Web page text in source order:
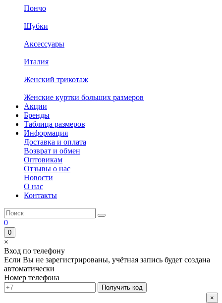
Пончо
Шубки
Аксессуары
Италия
Женский трикотаж
Женские куртки больших размеров
Акции
Бренды
Таблица размеров
Информация
Доставка и оплата
Возврат и обмен
Оптовикам
Отзывы о нас
Новости
О нас
Контакты
0
0
×
Вход по телефону
Если Вы не зарегистрированы, учётная запись будет создана
автоматически
Номер телефона
Получить код
×